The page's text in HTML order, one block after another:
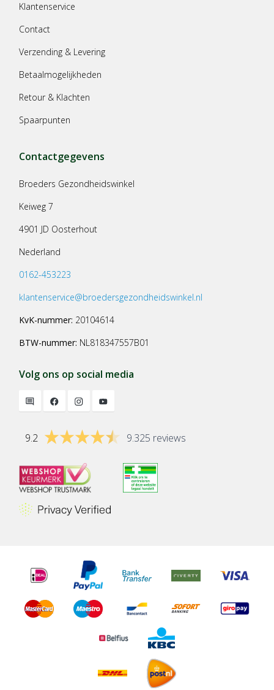
Klantenservice
Contact
Verzending & Levering
Betaalmogelijkheden
Retour & Klachten
Spaarpunten
Contactgegevens
Broeders Gezondheidswinkel
Keiweg 7
4901 JD Oosterhout
Nederland
0162-453223
klantenservice@broedersgezondheidswinkel.nl
KvK-nummer: 20104614
BTW-nummer: NL818347557B01
Volg ons op social media
9.2 9.325 reviews